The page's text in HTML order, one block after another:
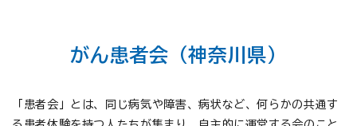
がん患者会（神奈川県）
「患者会」とは、同じ病気や障害、病状など、何らかの共通す